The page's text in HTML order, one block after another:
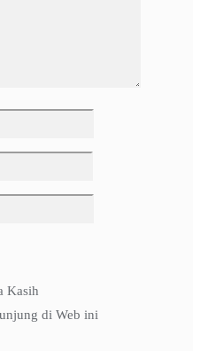
Kasih
di Web ini